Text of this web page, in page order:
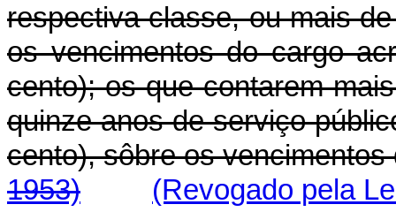
respectiva classe, ou mais
os vencimentos do cargo
cento); os que contarem
quinze anos de serviço
cento), sôbre os
1953)
(Revogado pela